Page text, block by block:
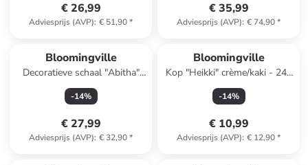
€ 26,99
Adviesprijs (AVP): € 51,90*
€ 35,99
Adviesprijs (AVP): € 74,90*
Bloomingville
Decoratieve schaal "Abitha"
beige - (L)19,5 cm
-14%
€ 27,99
Adviesprijs (AVP): € 32,90*
Bloomingville
Kop "Heikki" crème/kaki - 240
ml
-14%
€ 10,99
Adviesprijs (AVP): € 12,90*